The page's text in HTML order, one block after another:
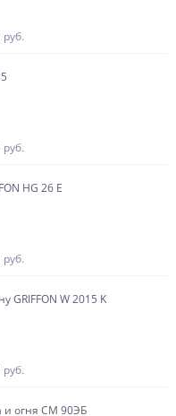
руб.
руб.
HG 26 E
руб.
GRIFFON W 2015 K
руб.
и огня СМ 90ЭБ